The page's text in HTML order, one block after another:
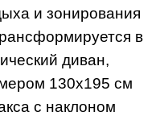
и зонирования
в
диван,
130x195 см
с наклоном